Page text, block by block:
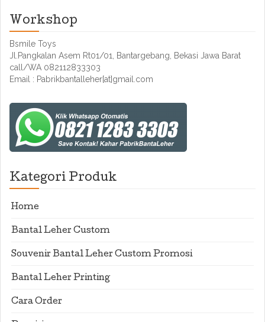
Workshop
Bsmile Toys
Jl.Pangkalan Asem Rt01/01, Bantargebang, Bekasi Jawa Barat
call/WA 082112833303
Email : Pabrikbantalleher[at]gmail.com
Kategori Produk
Home
Bantal Leher Custom
Souvenir Bantal Leher Custom Promosi
Bantal Leher Printing
Cara Order